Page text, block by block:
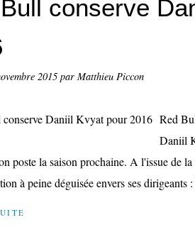
conserve
2015 par Matthieu Piccon
Red
Daniil
poste la saison prochaine. A l'issue de
à peine déguisée envers ses dirigeants